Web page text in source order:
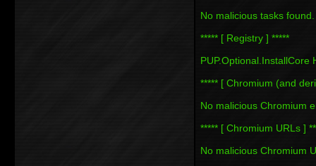
No malicious tasks found.
***** [ Registry ] *****
PUP.Optional.InstallCore
***** [ Chromium (and
No malicious Chromium
***** [ Chromium URLs ]
No malicious Chromium